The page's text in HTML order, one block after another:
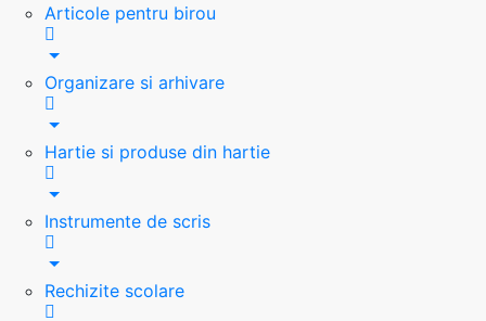
Articole pentru birou
Organizare si arhivare
Hartie si produse din hartie
Instrumente de scris
Rechizite scolare